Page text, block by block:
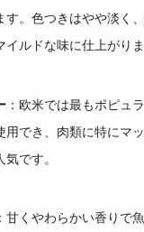
す。色つきはやや淡く
イルドな味に仕上がりま
：欧米では最もポピュ
用でき、肉類に特にマ
気です。
甘くやわらかい香りで